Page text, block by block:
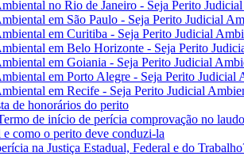
no Rio de Janeiro - Seja Perito
em São Paulo - Seja Perito Judicial
em Curitiba - Seja Perito Judicial
em Belo Horizonte - Seja Perito
em Goiania - Seja Perito Judicial
em Porto Alegre - Seja Perito Judicial
em Recife - Seja Perito Judicial
de honorários do perito
de início de perícia comprovação no laudo
como o perito deve conduzi-la
na Justiça Estadual, Federal e do